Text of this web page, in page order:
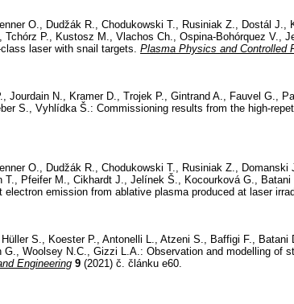
O., Dudžák R., Chodukowski T., Rusiniak Z., Dostál
Tchórz P., Kustosz M., Vlachos Ch., Ospina-Bohórquez V.,
laser with snail targets. Plasma Physics and Controlled
Jourdain N., Kramer D., Trojek P., Gintrand A., Fauvel G.,
S., Vyhlídka Š.: Commissioning results from the high-
O., Dudžák R., Chodukowski T., Rusiniak Z.,
T., Pfeifer M., Cikhardt J., Jelínek Š., Kocourková G.,
electron emission from ablative plasma produced at laser
S., Koester P., Antonelli L., Atzeni S., Baffigi F.,
G., Woolsey N.C., Gizzi L.A.: Observation and modelling of
Engineering 9 (2021) č. článku e60.